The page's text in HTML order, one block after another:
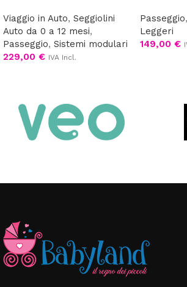
Viaggio in Auto, Seggiolini
Auto da 0 a 12 mesi,
Passeggio, Sistemi modulari
229,00 € IVA Incl.
Passeggio,
Leggeri
149,00 €